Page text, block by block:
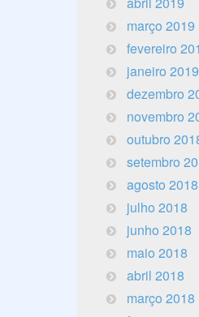
março 2019
fevereiro
janeiro 2019
dezembro
novembro
outubro
setembro
agosto 2018
julho 2018
junho 2018
maio 2018
abril 2018
março 2018